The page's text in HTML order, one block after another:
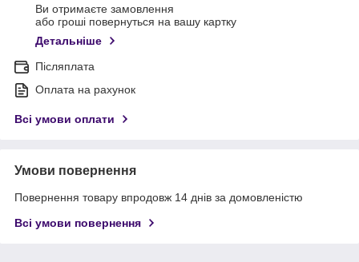
Ви отримаєте замовлення
або гроші повернуться на вашу картку
Детальніше
Післяплата
Оплата на рахунок
Всі умови оплати
Умови повернення
Повернення товару впродовж 14 днів за домовленістю
Всі умови повернення